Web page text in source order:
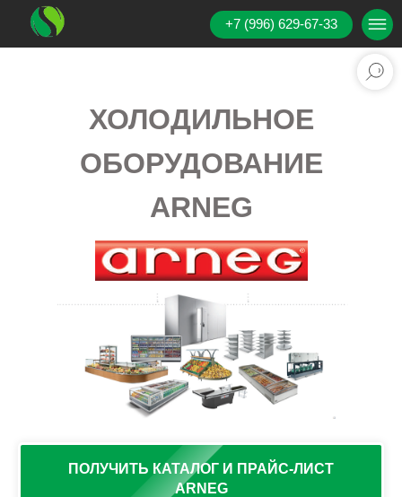
+7 (996) 629-67-33
ХОЛОДИЛЬНОЕ
ОБОРУДОВАНИЕ
ARNEG
ПОЛУЧИТЬ КАТАЛОГ И ПРАЙС-ЛИСТ
ARNEG